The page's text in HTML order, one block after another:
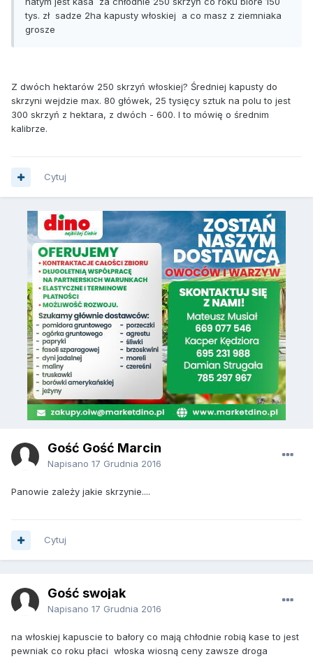
tys. zł sadze 2ha kapusty włoskiej a co masz z ziemniaka
grosze
Z dwóch hektarów 250 skrzyń włoskiej? Średniej kapusty do
skrzyni wejdzie max. 80 główek, 25 tysięcy sztuk na polu to jest
300 skrzyń z hektara, z dwóch - 600. I to mówię o średnim
kalibrze.
Cytuj
Gość Gość Marcin
Napisano 17 Grudnia 2016
Panowie zależy jakie skrzynie....
Cytuj
Gość swojak
Napisano 17 Grudnia 2016
na włoskiej kapuscie to bałory co mają chłodnie robią kase to jest
pewniak co roku płaci włoska wiosną ceny zawsze droga